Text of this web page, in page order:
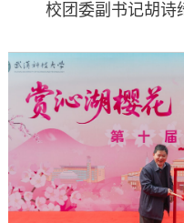
校团委副书记胡诗